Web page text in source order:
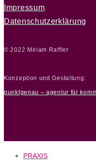
Impressum
Datenschutzerklärung
© 2022 Miriam Raffler
Konzeption und Gestaltung:
punktgenau – agentur für
PRAXIS